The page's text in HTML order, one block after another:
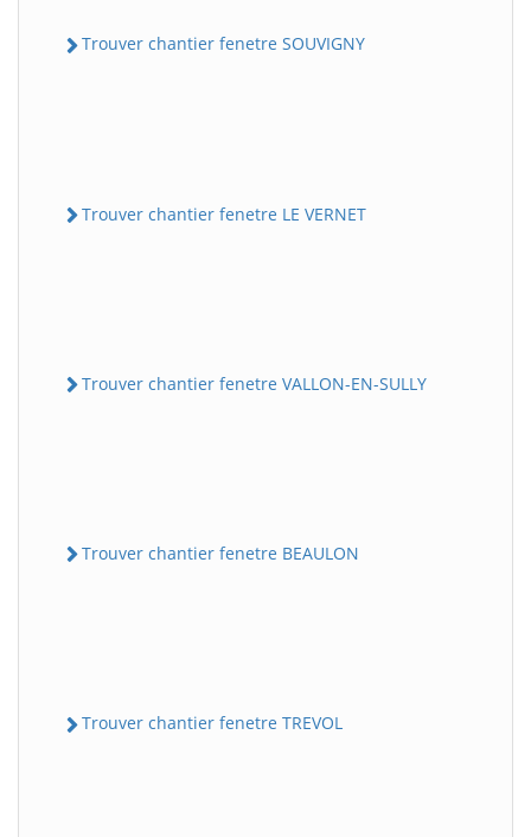
Trouver chantier fenetre SOUVIGNY
Trouver chantier fenetre LE VERNET
Trouver chantier fenetre VALLON-EN-SULLY
Trouver chantier fenetre BEAULON
Trouver chantier fenetre TREVOL